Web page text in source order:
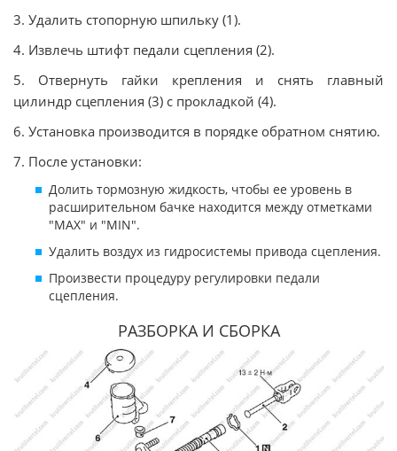
3. Удалить стопорную шпильку (1).
4. Извлечь штифт педали сцепления (2).
5. Отвернуть гайки крепления и снять главный
цилиндр сцепления (3) с прокладкой (4).
6. Установка производится в порядке обратном снятию.
7. После установки:
Долить тормозную жидкость, чтобы ее уровень в
расширительном бачке находится между отметками
"MAX" и "MIN".
Удалить воздух из гидросистемы привода сцепления.
Произвести процедуру регулировки педали
сцепления.
РАЗБОРКА И СБОРКА